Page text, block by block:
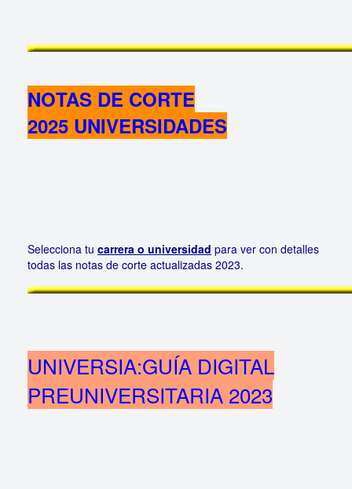
NOTAS DE CORTE
2025 UNIVERSIDADES
Selecciona tu carrera o universidad para ver con detalles
todas las notas de corte actualizadas 2023.
UNIVERSIA:GUÍA DIGITAL
PREUNIVERSITARIA 2023